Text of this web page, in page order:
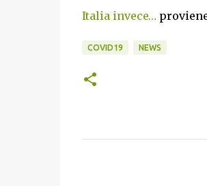
Italia invece…
COVID19 NEWS